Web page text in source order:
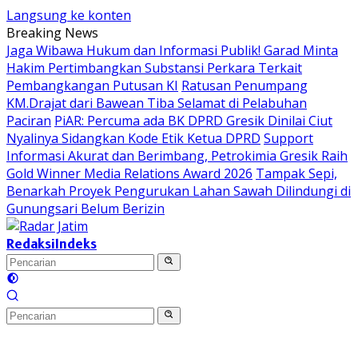
Langsung ke konten
Breaking News
Jaga Wibawa Hukum dan Informasi Publik! Garad Minta
Hakim Pertimbangkan Substansi Perkara Terkait
Pembangkangan Putusan KI Ratusan Penumpang
KM.Drajat dari Bawean Tiba Selamat di Pelabuhan
Paciran PiAR: Percuma ada BK DPRD Gresik Dinilai Ciut
Nyalinya Sidangkan Kode Etik Ketua DPRD Support
Informasi Akurat dan Berimbang, Petrokimia Gresik Raih
Gold Winner Media Relations Award 2026 Tampak Sepi,
Benarkah Proyek Pengurukan Lahan Sawah Dilindungi di
Gunungsari Belum Berizin
RedaksiIndeks